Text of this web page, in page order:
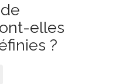
elles
?